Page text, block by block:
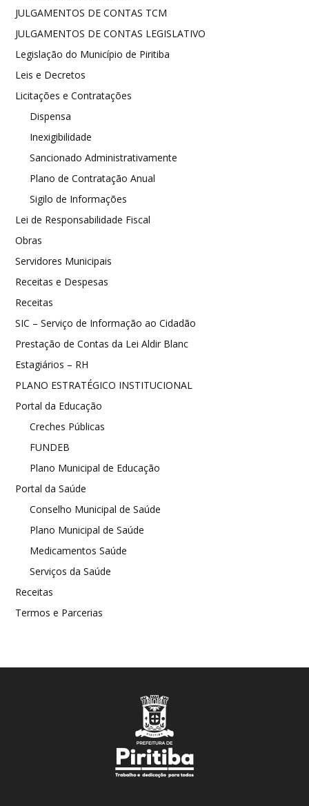
JULGAMENTOS DE CONTAS TCM
JULGAMENTOS DE CONTAS LEGISLATIVO
Legislação do Município de Piritiba
Leis e Decretos
Licitações e Contratações
Dispensa
Inexigibilidade
Sancionado Administrativamente
Plano de Contratação Anual
Sigilo de Informações
Lei de Responsabilidade Fiscal
Obras
Servidores Municipais
Receitas e Despesas
Receitas
SIC – Serviço de Informação ao Cidadão
Prestação de Contas da Lei Aldir Blanc
Estagiários – RH
PLANO ESTRATÉGICO INSTITUCIONAL
Portal da Educação
Creches Públicas
FUNDEB
Plano Municipal de Educação
Portal da Saúde
Conselho Municipal de Saúde
Plano Municipal de Saúde
Medicamentos Saúde
Serviços da Saúde
Receitas
Termos e Parcerias